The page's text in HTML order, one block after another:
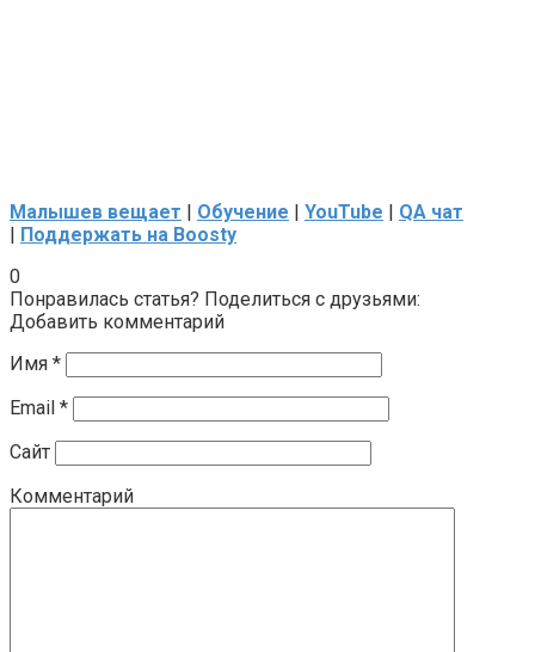
Малышев вещает | Обучение | YouTube | QA чат
| Поддержать на Boosty
0
Понравилась статья? Поделиться с друзьями:
Добавить комментарий
Имя *
Email *
Сайт
Комментарий